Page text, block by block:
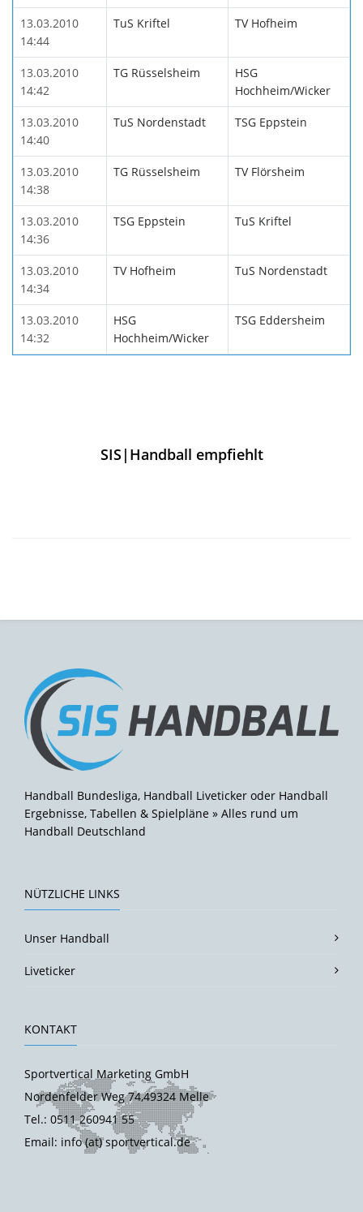
13.03.2010
14:44
TuS Kriftel TV Hofheim
13.03.2010
14:42
TG Rüsselsheim
HSG
Hochheim/Wicker
13.03.2010
14:40
TuS Nordenstadt TSG Eppstein
13.03.2010
14:38
TG Rüsselsheim TV Flörsheim
13.03.2010
14:36
TSG Eppstein TuS Kriftel
13.03.2010
14:34
TV Hofheim TuS Nordenstadt
13.03.2010
14:32
HSG
Hochheim/Wicker
TSG Eddersheim
SIS|Handball empfiehlt
Handball Bundesliga, Handball Liveticker oder Handball
Ergebnisse, Tabellen & Spielpläne » Alles rund um
Handball Deutschland
NÜTZLICHE LINKS
Unser Handball
Liveticker
KONTAKT
Sportvertical Marketing GmbH
Nordenfelder Weg 74,49324 Melle
Tel.: 0511 260941 55
Email: info (at) sportvertical.de